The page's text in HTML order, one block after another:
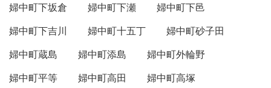
婦中町下坂倉
婦中町下瀬
婦中町下邑
婦中町下吉川
婦中町十五丁
婦中町砂子田
婦中町蔵島
婦中町添島
婦中町外輪野
婦中町平等
婦中町高田
婦中町高塚